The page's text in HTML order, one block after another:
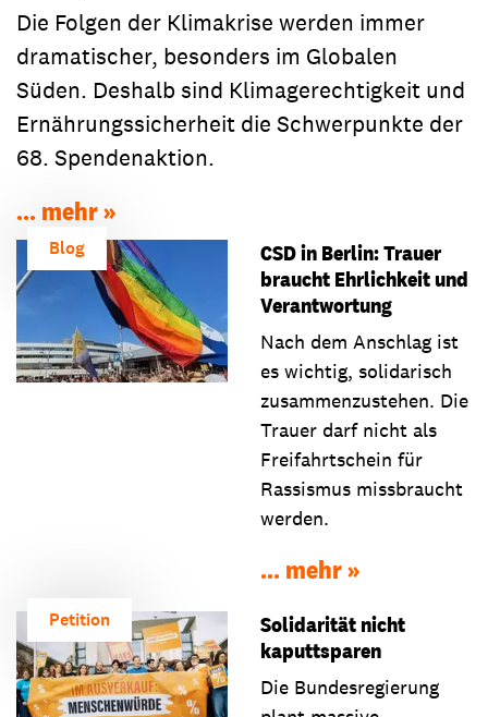
Die Folgen der Klimakrise werden immer
dramatischer, besonders im Globalen
Süden. Deshalb sind Klimagerechtigkeit und
Ernährungssicherheit die Schwerpunkte der
68. Spendenaktion.
... mehr
Blog
CSD in Berlin: Trauer
braucht Ehrlichkeit und
Verantwortung
Nach dem Anschlag ist
es wichtig, solidarisch
zusammenzustehen. Die
Trauer darf nicht als
Freifahrtschein für
Rassismus missbraucht
werden.
... mehr
Petition
Solidarität nicht
kaputtsparen
Die Bundesregierung